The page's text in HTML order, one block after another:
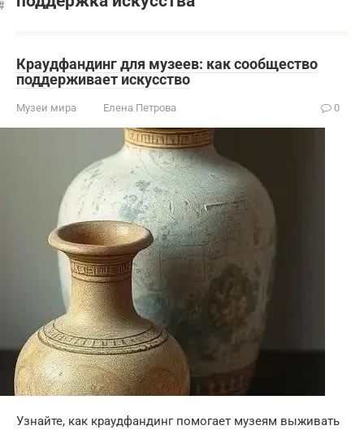
Краудфандинг для музеев: как сообщество
поддерживает искусство
Музеи мира Елена Петрова 0
Узнайте, как краудфандинг помогает музеям выживать